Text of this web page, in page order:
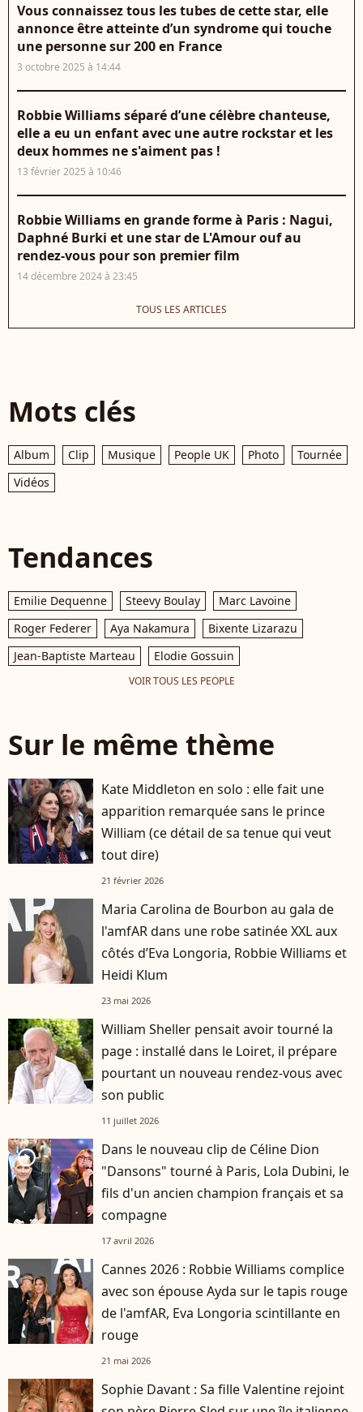
Vous connaissez tous les tubes de cette star, elle
annonce être atteinte d’un syndrome qui touche
une personne sur 200 en France
3 octobre 2025 à 14:44
Robbie Williams séparé d’une célèbre chanteuse,
elle a eu un enfant avec une autre rockstar et les
deux hommes ne s'aiment pas !
13 février 2025 à 10:46
Robbie Williams en grande forme à Paris : Nagui,
Daphné Burki et une star de L'Amour ouf au
rendez-vous pour son premier film
14 décembre 2024 à 23:45
TOUS LES ARTICLES
Mots clés
Album Clip Musique People UK Photo
Tournée
Vidéos
Tendances
Emilie Dequenne Steevy Boulay
Marc Lavoine
Roger Federer
Aya Nakamura
Bixente Lizarazu
Jean-Baptiste Marteau
Elodie Gossuin
VOIR TOUS LES PEOPLE
Sur le même thème
Kate Middleton en solo : elle fait une
apparition remarquée sans le prince
William (ce détail de sa tenue qui veut
tout dire)
21 février 2026
Maria Carolina de Bourbon au gala de
l'amfAR dans une robe satinée XXL aux
côtés d’Eva Longoria, Robbie Williams et
Heidi Klum
23 mai 2026
William Sheller pensait avoir tourné la
page : installé dans le Loiret, il prépare
pourtant un nouveau rendez-vous avec
son public
11 juillet 2026
player2
Dans le nouveau clip de Céline Dion
"Dansons" tourné à Paris, Lola Dubini, le
fils d'un ancien champion français et sa
compagne
17 avril 2026
Cannes 2026 : Robbie Williams complice
avec son épouse Ayda sur le tapis rouge
de l'amfAR, Eva Longoria scintillante en
rouge
21 mai 2026
Sophie Davant : Sa fille Valentine rejoint